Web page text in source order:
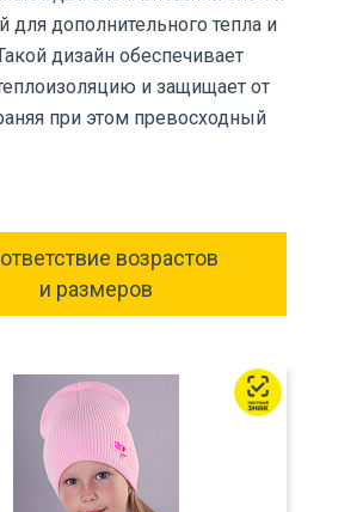
для дополнительного тепла и
дизайн обеспечивает
и защищает от
при этом превосходный
возрастов
и размеров